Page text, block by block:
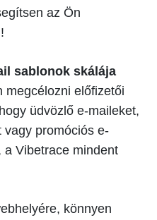
az Ön
sablonok skálája
megcélozni előfizetői
üdvözlő e-maileket,
vagy promóciós e-
a Vibetrace mindent
könnyen